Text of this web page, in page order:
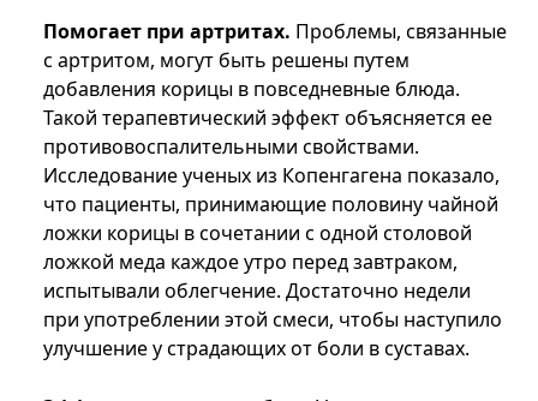
Помогает при артритах. Проблемы, связанные
с артритом, могут быть решены путем
добавления корицы в повседневные блюда.
Такой терапевтический эффект объясняется ее
противовоспалительными свойствами.
Исследование ученых из Копенгагена показало,
что пациенты, принимающие половину чайной
ложки корицы в сочетании с одной столовой
ложкой меда каждое утро перед завтраком,
испытывали облегчение. Достаточно недели
при употреблении этой смеси, чтобы наступило
улучшение у страдающих от боли в суставах.